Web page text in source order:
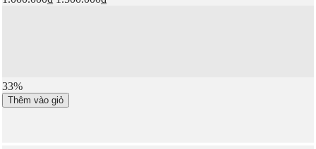
33%
Thêm vào giỏ